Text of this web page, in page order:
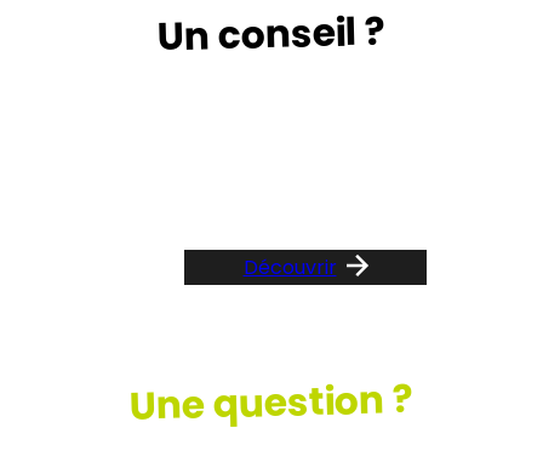
Un conseil ?
Découvrir
Une question ?